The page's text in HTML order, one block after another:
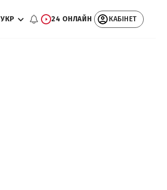
УКР 24 ОНЛАЙН КАБІНЕТ